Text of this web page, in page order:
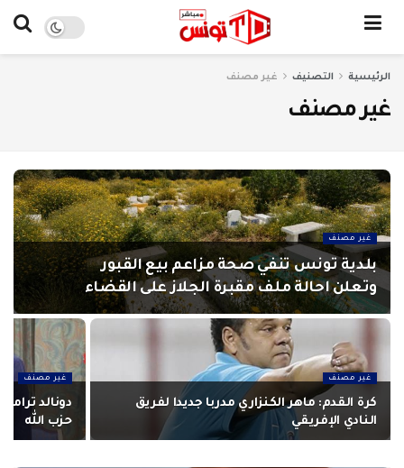
الرئيسية التصنيف غير مصنف
غير مصنف
غير مصنف
بلدية تونس تنفي صحة مزاعم بيع القبور
وتعلن احالة ملف مقبرة الجلاز على القضاء
غير مصنف
كرة القدم: ماهر الكنزاري مدربا جديدا لفريق
النادي الإفريقي
غير مصنف
دونالد
حزب الله